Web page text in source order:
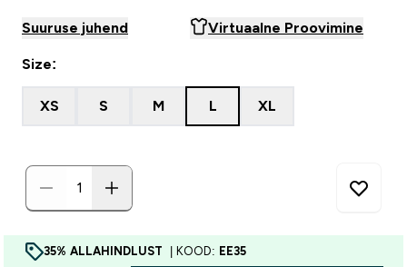
Suuruse juhend Virtuaalne Proovimine
Size:
XS S M L XL
35% ALLAHINDLUST | KOOD: EE35